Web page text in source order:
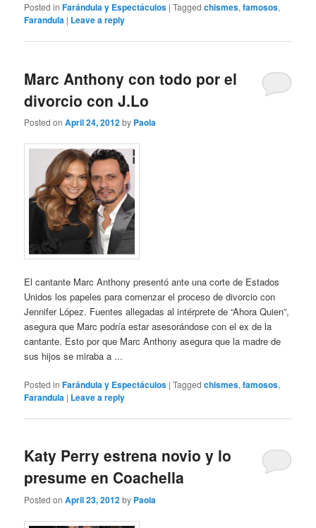
Posted in Farándula y Espectáculos |Tagged chismes,famosos,
Farandula | Leave a reply
Marc Anthony con todo por el
divorcio con J.Lo
Posted onApril 24, 2012by Paola
El cantante Marc Anthony presentó ante una corte de Estados
Unidos los papeles para comenzar el proceso de divorcio con
Jennifer López. Fuentes allegadas al intérprete de “Ahora Quien”,
asegura que Marc podría estar asesorándose con el ex de la
cantante. Esto por que Marc Anthony asegura que la madre de
sus hijos se miraba a ...
Posted in Farándula y Espectáculos |Tagged chismes,famosos,
Farandula | Leave a reply
Katy Perry estrena novio y lo
presume en Coachella
Posted onApril 23, 2012by Paola